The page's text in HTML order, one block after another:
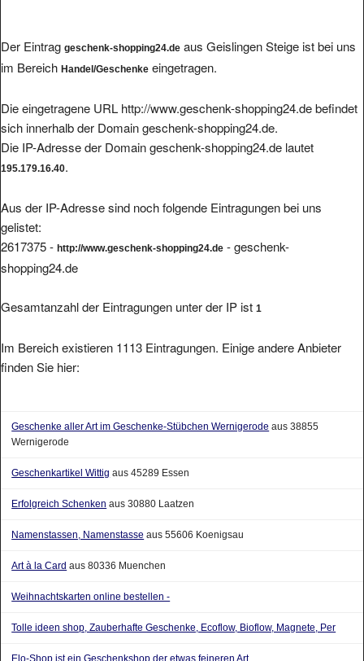
Der Eintrag geschenk-shopping24.de aus Geislingen Steige ist bei uns
im Bereich Handel/Geschenke eingetragen.
Die eingetragene URL http://www.geschenk-shopping24.de befindet
sich innerhalb der Domain geschenk-shopping24.de.
Die IP-Adresse der Domain geschenk-shopping24.de lautet
195.179.16.40.
Aus der IP-Adresse sind noch folgende Eintragungen bei uns
gelistet:
2617375 - http://www.geschenk-shopping24.de - geschenk-
shopping24.de
Gesamtanzahl der Eintragungen unter der IP ist 1
Im Bereich existieren 1113 Eintragungen. Einige andere Anbieter
finden Sie hier:
Geschenke aller Art im Geschenke-Stübchen Wernigerode aus 38855
Wernigerode
Geschenkartikel Wittig aus 45289 Essen
Erfolgreich Schenken aus 30880 Laatzen
Namenstassen, Namenstasse aus 55606 Koenigsau
Art à la Card aus 80336 Muenchen
Weihnachtskarten online bestellen -
Tolle ideen shop, Zauberhafte Geschenke, Ecoflow, Bioflow, Magnete, Per